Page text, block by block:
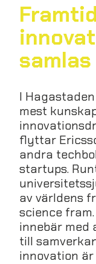
I
mest
flyttar
andra
startups.
av världens
science
innebär med
till
innovation är